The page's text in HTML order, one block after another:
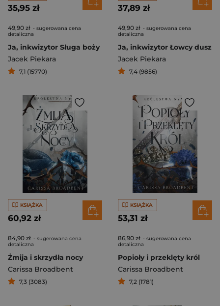
35,95 zł
49,90 zł - sugerowana cena
detaliczna
Ja, inkwizytor Sługa boży
Jacek Piekara
7,1 (15770)
37,89 zł
49,90 zł - sugerowana cena
detaliczna
Ja, inkwizytor Łowcy dusz
Jacek Piekara
7,4 (9856)
KSIĄŻKA
60,92 zł
84,90 zł - sugerowana cena
detaliczna
Żmija i skrzydła nocy
Carissa Broadbent
7,3 (3083)
KSIĄŻKA
53,31 zł
86,90 zł - sugerowana cena
detaliczna
Popioły i przeklęty król
Carissa Broadbent
7,2 (1781)